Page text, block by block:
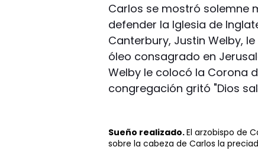
Carlos se mostró solemne
defender la Iglesia de
Canterbury, Justin Welby,
óleo consagrado en
Welby le colocó la Corona
congregación gritó "Dios
Sueño realizado.El arzobispo de
sobre la cabeza de Carlos la